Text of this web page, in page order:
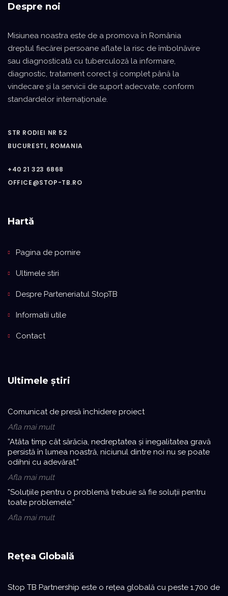
Despre noi
Misiunea noastra este de a promova în România
dreptul fiecărei persoane aflate la risc de îmbolnăvire
sau diagnosticată cu tuberculoză la informare,
diagnostic, tratament corect şi complet până la
vindecare şi la servicii de suport adecvate, conform
standardelor internaţionale.
STR RODIEI NR 52
BUCURESTI, ROMANIA
+40 21 323 6868
OFFICE@STOP-TB.RO
Hartă
Pagina de pornire
Ultimele stiri
Despre Parteneriatul StopTB
Informatii utile
Contact
Ultimele știri
Comunicat de presă închidere proiect
Afla mai mult
”Atâta timp cât sărăcia, nedreptatea și inegalitatea gravă
persistă în lumea noastră, niciunul dintre noi nu se poate
odihni cu adevărat.”
Afla mai mult
”Soluțiile pentru o problemă trebuie să fie soluții pentru
toate problemele.”
Afla mai mult
Rețea Globală
Stop TB Partnership este o reţea globală cu peste 1.700 de